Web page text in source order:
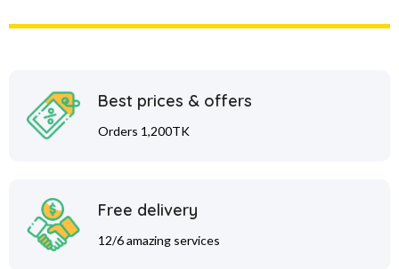
Best prices & offers
Orders 1,200TK
Free delivery
12/6 amazing services